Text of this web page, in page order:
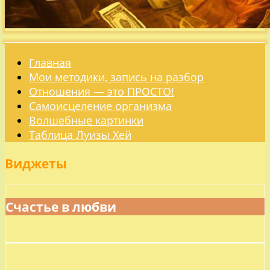
Главная
Мои методики, запись на разбор
Отношения — это ПРОСТО!
Самоисцеление организма
Волшебные картинки
Таблица Луизы Хей
Виджеты
Счастье в любви